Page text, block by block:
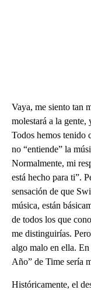
Vaya, me siento tan
molestará a la gente,
Todos hemos tenido
no “entiende” la
Normalmente, mi
está hecho para ti”.
sensación de que
música, están
de todos los que
me distinguirías.
algo malo en ella.
Año” de Time sería
Históricamente, el